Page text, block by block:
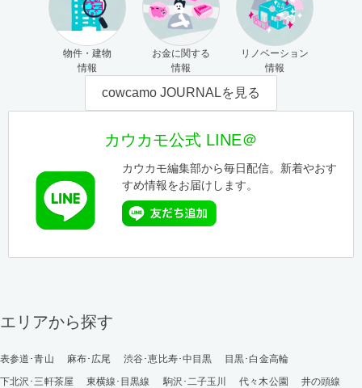
物件・建物
情報
お金に関する
情報
リノベーション
情報
cowcamo JOURNALを見る
カウカモ公式 LINE＠
カウカモ編集部から毎日配信。新着やおす
すめ情報をお届けします。
エリアから探す
表参道･青山 麻布･広尾 渋谷･恵比寿･中目黒
目黒･白金高輪
下北沢･三軒茶屋
東横線･目黒線 駒沢･二子玉川 代々木公園
井の頭線